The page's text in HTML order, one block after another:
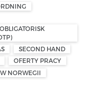
SECOND HAND
OFERTY PRACY
NORWEGII